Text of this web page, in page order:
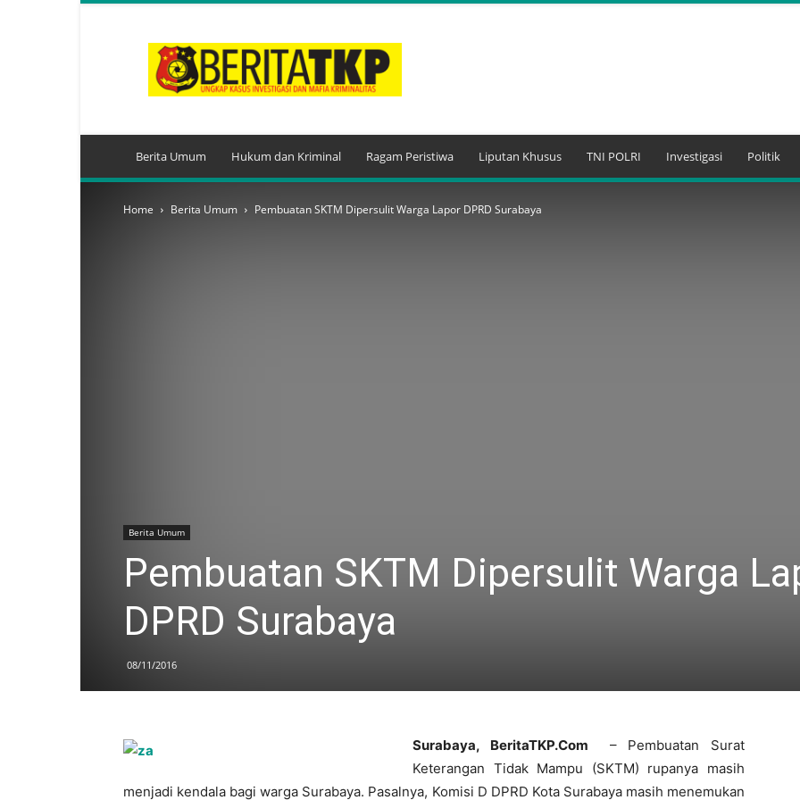
Berita Umum Hukum dan Kriminal Ragam Peristiwa Liputan Khusus TNI POLRI Investigasi Politik
Home Berita Umum Pembuatan SKTM Dipersulit Warga Lapor DPRD Surabaya
Berita Umum
Pembuatan SKTM Dipersulit Warga
DPRD Surabaya
08/11/2016
Surabaya, BeritaTKP.Com
– Pembuatan Surat
Keterangan Tidak Mampu (SKTM) rupanya masih
menjadi kendala bagi warga Surabaya. Pasalnya, Komisi D DPRD Kota Surabaya masih menemukan